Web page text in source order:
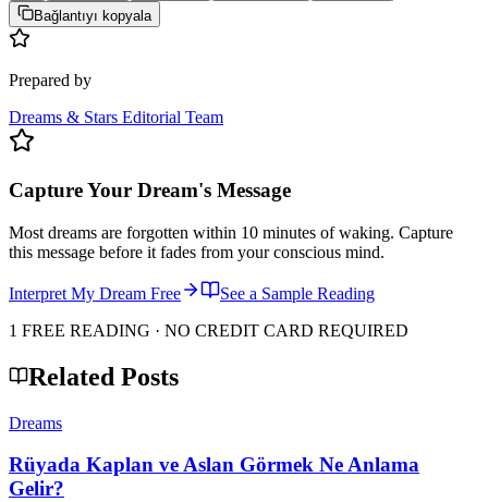
Bağlantıyı kopyala
Prepared by
Dreams & Stars Editorial Team
Capture Your Dream's Message
Most dreams are forgotten within 10 minutes of waking. Capture
this message before it fades from your conscious mind.
Interpret My Dream Free
See a Sample Reading
1 FREE READING · NO CREDIT CARD REQUIRED
Related Posts
Dreams
Rüyada Kaplan ve Aslan Görmek Ne Anlama
Gelir?